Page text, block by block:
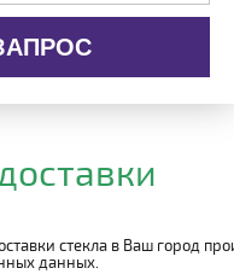
стекла в Ваш город
данных.